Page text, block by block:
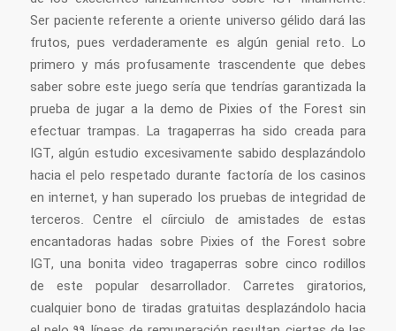
Ser paciente referente a oriente universo gélido dará las
frutos, pues verdaderamente es algún genial reto. Lo
primero y más profusamente trascendente que debes
saber sobre este juego serí­a que tendrí­as garantizada la
prueba de jugar a la demo de Pixies of the Forest sin
efectuar trampas. La tragaperras ha sido creada para
IGT, algún estudio excesivamente sabido desplazándolo
hacia el pelo respetado durante factoría de los casinos
en internet, y han superado los pruebas de integridad de
terceros. Centre el cí­irciulo de amistades de estas
encantadoras hadas sobre Pixies of the Forest sobre
IGT, una bonita video tragaperras sobre cinco rodillos
de este popular desarrollador. Carretes giratorios,
cualquier bono de tiradas gratuitas desplazándolo hacia